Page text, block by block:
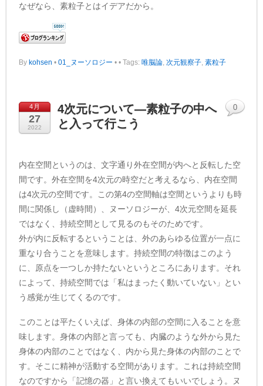
なぜなら、素粒子とはイデアだから。
By kohsen • 01_ヌーソロジー • • Tags:唯脳論, 次元観察子,素粒子
4月
27
2022
4次元について―素粒子の中へ
と入って行こう
内在空間というのは、文字通り外在空間が内へと反転した空
間です。外在空間を4次元の時空だと考えるなら、内在空間
は4次元の空間です。この第4の空間軸は空間というよりも時
間に関係し（虚時間）、ヌーソロジーが、4次元空間を延長
ではなく、持続空間として見るのもそのためです。
外が内に反転するということは、外のあらゆる位置が一点に
重なり合うことを意味します。持続空間の特徴はこのよう
に、原点を一つしか持たないというところにあります。それ
によって、持続空間では「私はまったく動いていない」とい
う感覚が生じてくるのです。
このことは平たくいえば、身体の内部の空間に入ることを意
味します。身体の内部と言っても、内臓のような外から見た
身体の内部のことではなく、内から見た身体の内部のことで
す。そこに精神が活動する空間があります。これは持続空間
なのですから「記憶の器」と言い換えてもいいでしょう。ヌ
0